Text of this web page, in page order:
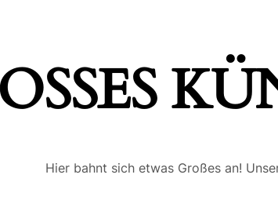
Hier bahnt sich etwas Großes an!